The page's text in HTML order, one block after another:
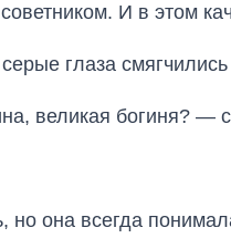
И в этом
глаза
великая богиня? —
но она всегда